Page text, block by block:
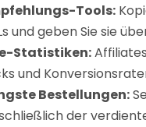
Tools:
und geben Sie sie
Statistiken:
und
Bestellungen:
der